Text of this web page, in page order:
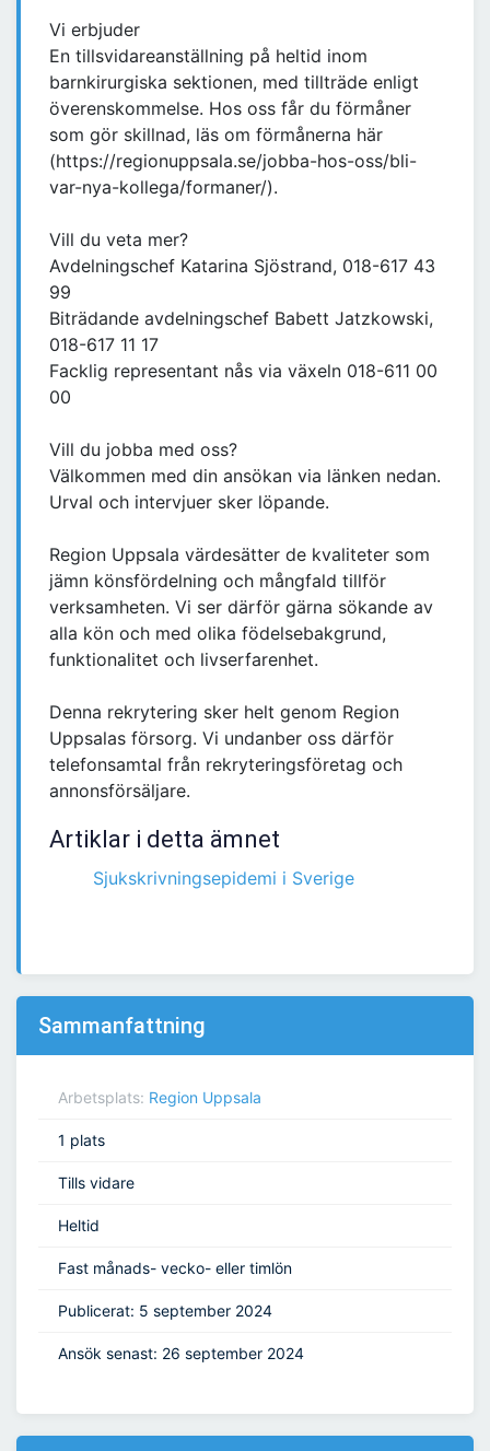
Vi erbjuder
En tillsvidareanställning på heltid inom
barnkirurgiska sektionen, med tillträde enligt
överenskommelse. Hos oss får du förmåner
som gör skillnad, läs om förmånerna här
(https://regionuppsala.se/jobba-hos-oss/bli-
var-nya-kollega/formaner/).
Vill du veta mer?
Avdelningschef Katarina Sjöstrand, 018-617 43
99
Biträdande avdelningschef Babett Jatzkowski,
018-617 11 17
Facklig representant nås via växeln 018-611 00
00
Vill du jobba med oss?
Välkommen med din ansökan via länken nedan.
Urval och intervjuer sker löpande.
Region Uppsala värdesätter de kvaliteter som
jämn könsfördelning och mångfald tillför
verksamheten. Vi ser därför gärna sökande av
alla kön och med olika födelsebakgrund,
funktionalitet och livserfarenhet.
Denna rekrytering sker helt genom Region
Uppsalas försorg. Vi undanber oss därför
telefonsamtal från rekryteringsföretag och
annonsförsäljare.
Artiklar i detta ämnet
Sjukskrivningsepidemi i Sverige
Sammanfattning
Arbetsplats: Region Uppsala
1 plats
Tills vidare
Heltid
Fast månads- vecko- eller timlön
Publicerat: 5 september 2024
Ansök senast: 26 september 2024